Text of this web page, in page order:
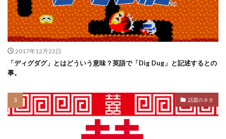
2017年12月23日
「ディグダグ」とはどういう意味？英語で「Dig Dug」と記述するとの
事。
話題のネタ